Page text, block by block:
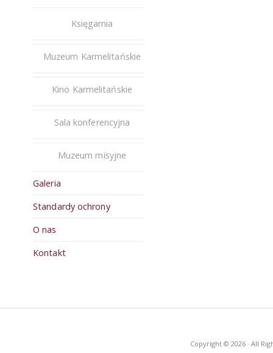
Księgarnia
Muzeum Karmelitańskie
Kino Karmelitańskie
Sala konferencyjna
Muzeum misyjne
Galeria
Standardy ochrony
O nas
Kontakt
Copyright © 2026 · All